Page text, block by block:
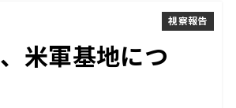
米軍基地につ
視察報告